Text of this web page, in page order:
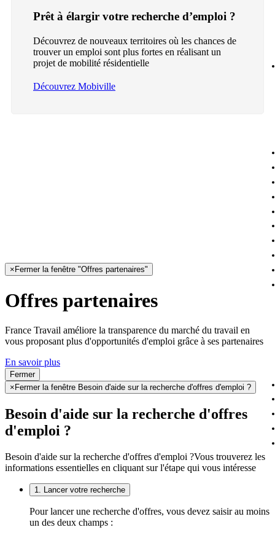
Prêt à élargir votre recherche d’emploi ?
Découvrez de nouveaux territoires où les chances de
trouver un emploi sont plus fortes en réalisant un
projet de mobilité résidentielle
Découvrez Mobiville
× Fermer la fenêtre "Offres partenaires"
Offres partenaires
France Travail améliore la transparence du marché du travail en
vous proposant plus d'opportunités d'emploi grâce à ses partenaires
En savoir plus
Fermer
× Fermer la fenêtre Besoin d'aide sur la recherche d'offres d'emploi ?
Besoin d'aide sur la recherche d'offres
d'emploi ?
Besoin d'aide sur la recherche d'offres d'emploi ?Vous trouverez les
informations essentielles en cliquant sur l'étape qui vous intéresse
1. Lancer votre recherche
Pour lancer une recherche d'offres, vous devez saisir au moins
un des deux champs :